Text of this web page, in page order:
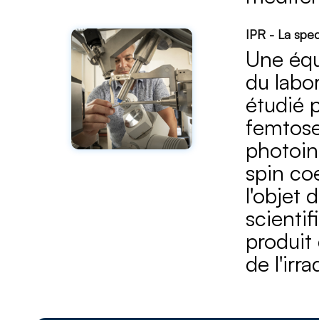
IPR - La
Une
du
étudié
spin
l'objet
produit
de